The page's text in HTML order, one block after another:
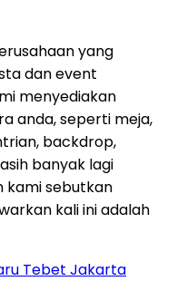
yang
dan event
menyediakan
anda, seperti meja,
backdrop,
banyak lagi
kami sebutkan
kali ini adalah